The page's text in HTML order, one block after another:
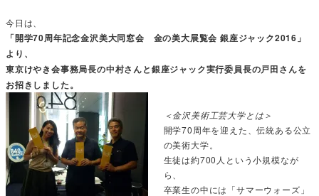
今日は、
「開学70周年記念金沢美大同窓会 金の美大展覧会 銀座ジャック2016」
より、
東京けやき会事務局長の中村さんと銀座ジャック実行委員長の戸田さんを
お招きしました。
＜金沢美術工芸大学とは＞
開学70周年を迎えた、伝統ある公立
の美術大学。
生徒は約700人という小規模なが
ら、
卒業生の中には「サマーウォーズ」